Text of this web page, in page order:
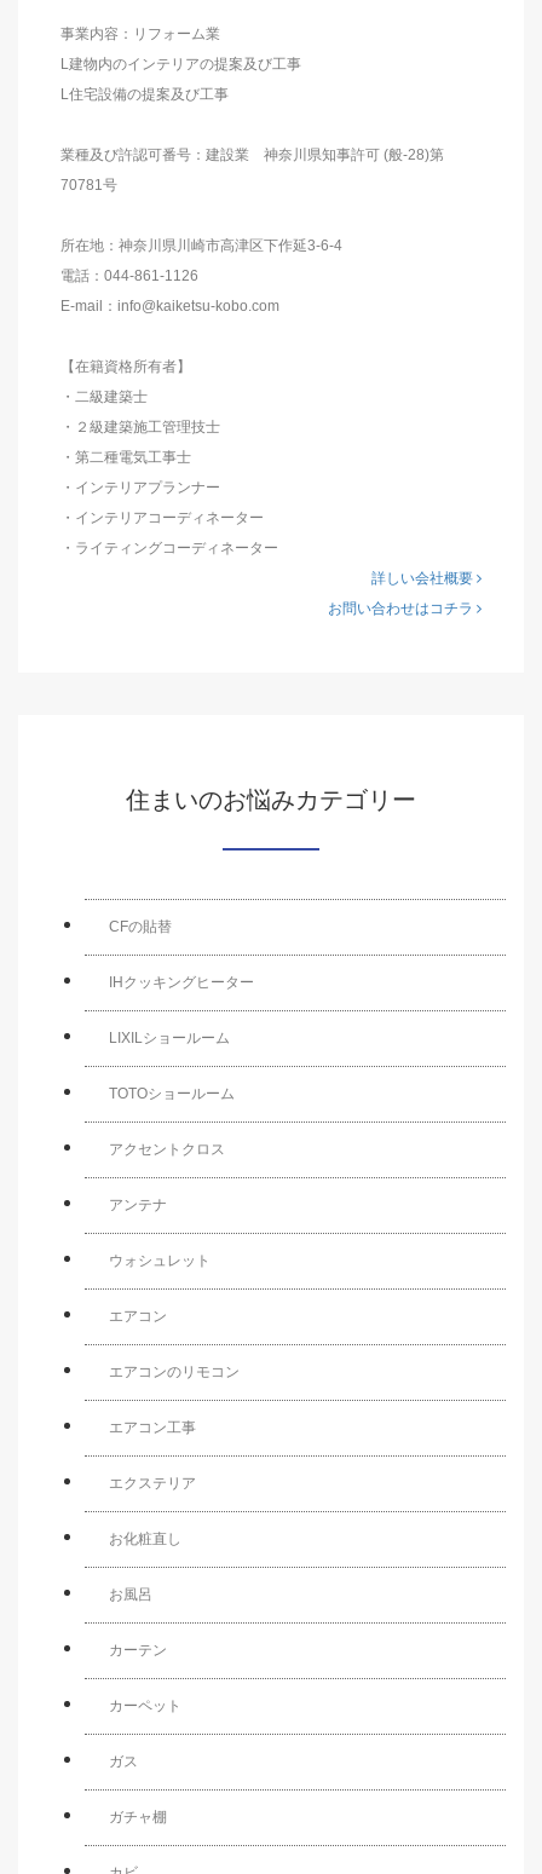
事業内容：リフォーム業
L建物内のインテリアの提案及び工事
L住宅設備の提案及び工事
業種及び許認可番号：建設業 神奈川県知事許可 (般-28)第
70781号
所在地：神奈川県川崎市高津区下作延3-6-4
電話：044-861-1126
E-mail：info@kaiketsu-kobo.com
【在籍資格所有者】
・二級建築士
・２級建築施工管理技士
・第二種電気工事士
・インテリアプランナー
・インテリアコーディネーター
・ライティングコーディネーター
詳しい会社概要
お問い合わせはコチラ
住まいのお悩みカテゴリー
CFの貼替
IHクッキングヒーター
LIXILショールーム
TOTOショールーム
アクセントクロス
アンテナ
ウォシュレット
エアコン
エアコンのリモコン
エアコン工事
エクステリア
お化粧直し
お風呂
カーテン
カーペット
ガス
ガチャ棚